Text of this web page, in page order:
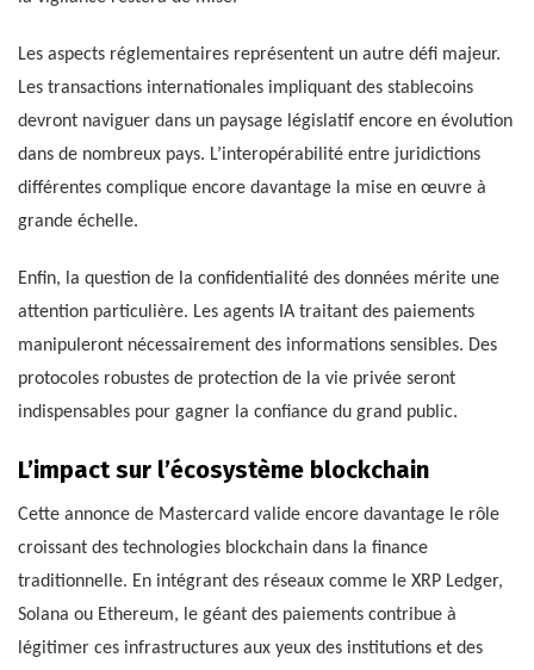
Les aspects réglementaires représentent un autre défi majeur.
Les transactions internationales impliquant des stablecoins
devront naviguer dans un paysage législatif encore en évolution
dans de nombreux pays. L’interopérabilité entre juridictions
différentes complique encore davantage la mise en œuvre à
grande échelle.
Enfin, la question de la confidentialité des données mérite une
attention particulière. Les agents IA traitant des paiements
manipuleront nécessairement des informations sensibles. Des
protocoles robustes de protection de la vie privée seront
indispensables pour gagner la confiance du grand public.
L’impact sur l’écosystème blockchain
Cette annonce de Mastercard valide encore davantage le rôle
croissant des technologies blockchain dans la finance
traditionnelle. En intégrant des réseaux comme le XRP Ledger,
Solana ou Ethereum, le géant des paiements contribue à
légitimer ces infrastructures aux yeux des institutions et des